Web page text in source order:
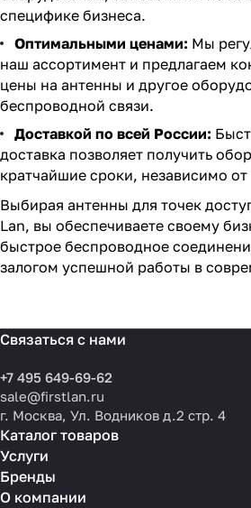
специфике бизнеса.
Оптимальными ценами: Мы
наш ассортимент и предлагаем
цены на антенны и другое
беспроводной связи.
Доставкой по всей России:
доставка позволяет получить
кратчайшие сроки, независимо от
Выбирая антенны для точек
Lan, вы обеспечиваете своему
быстрое беспроводное
залогом успешной работы в
Связаться с нами
+7 495 649-69-62
sale@firstlan.ru
г. Москва, Ул. Водников д.2 стр. 4
Каталог товаров
Услуги
Бренды
О компании